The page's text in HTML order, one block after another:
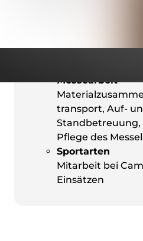
Rechnungen,
Messearbeit
transport, Auf-
Pflege des
Sportarten
Mitarbeit bei
Einsätzen